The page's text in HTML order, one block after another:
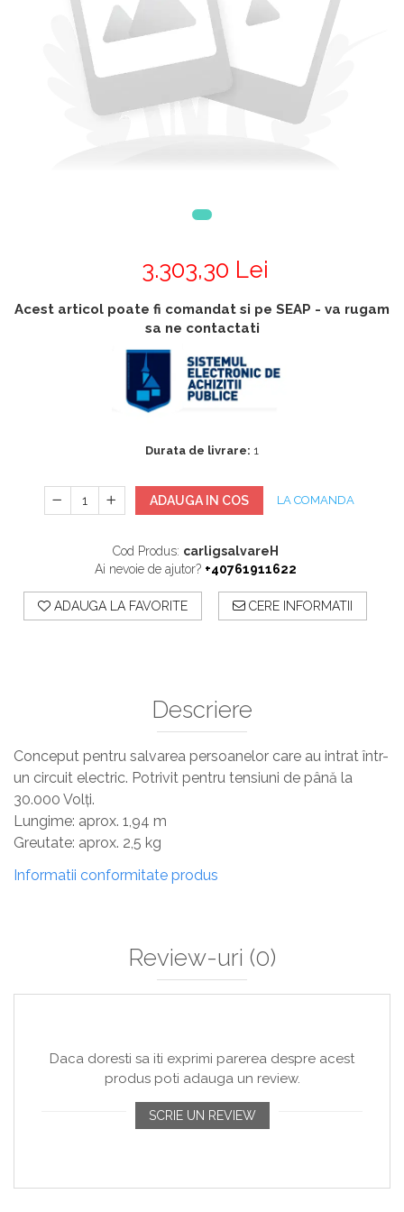
Aparate de respirat autonome
Accesorii generatoare
Camere Termice
Accesorii pentru camere de
Accesorii De Trecere A Apei Si
Masurare
Pulberi De Stingere
Sisteme De Avertizare
antifoc
3.303,30 Lei
Acest articol poate fi comandat si pe SEAP - va rugam
sa ne contactati
Durata de livrare: 1
ADAUGA IN COS LA COMANDA
Cod Produs: carligsalvareH
Ai nevoie de ajutor? +40761911622
ADAUGA LA FAVORITE CERE INFORMATII
Descriere
Conceput pentru salvarea persoanelor care au intrat într-
un circuit electric. Potrivit pentru tensiuni de până la
30.000 Volți.
Lungime: aprox. 1,94 m
Greutate: aprox. 2,5 kg
Informatii conformitate produs
Review-uri (0)
Daca doresti sa iti exprimi parerea despre acest
produs poti adauga un review.
SCRIE UN REVIEW